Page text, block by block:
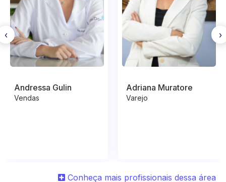
Andressa Gulin Adriana Muratore